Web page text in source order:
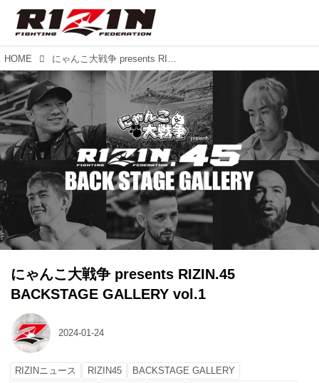
HOME にゃんこ大戦争 presents RIZIN.45 BACKSTAGE GALLERY vol.1
にゃんこ大戦争 presents RIZIN.45
BACKSTAGE GALLERY vol.1
2024-01-24
RIZINニュース RIZIN45
BACKSTAGE GALLERY